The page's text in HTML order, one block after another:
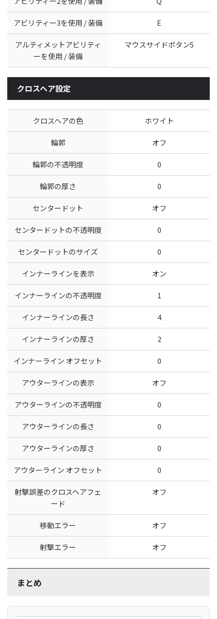
アビリティー3を使用 / 装備 E
アルティメットアビリティ
ーを使用 / 装備
マウスサイドボタン5
クロスヘア設定
クロスヘアの色 ホワイト
輪郭 オフ
輪郭の不透明度 0
輪郭の厚さ 0
センタードット オフ
センタードットの不透明度 0
センタードットのサイズ 0
インナーラインを表示 オン
インナーラインの不透明度 1
インナーラインの長さ 4
インナーラインの厚さ 2
インナーライン オフセット 0
アウターラインの表示 オフ
アウターラインの不透明度 0
アウターラインの長さ 0
アウターラインの厚さ 0
アウターライン オフセット 0
射撃誤差のクロスヘアフェ
ード
オフ
移動エラー オフ
射撃エラー オフ
まとめ